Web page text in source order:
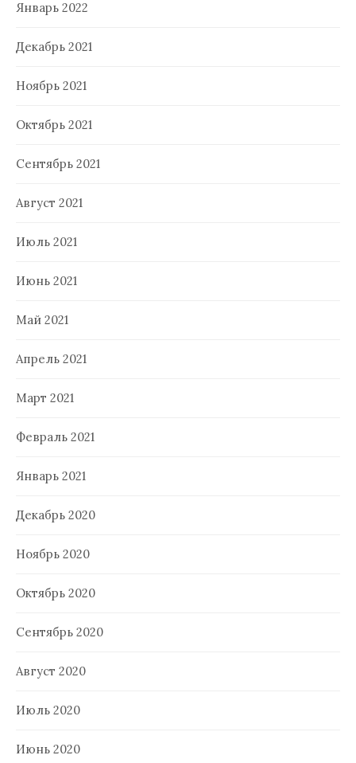
Январь 2022
Декабрь 2021
Ноябрь 2021
Октябрь 2021
Сентябрь 2021
Август 2021
Июль 2021
Июнь 2021
Май 2021
Апрель 2021
Март 2021
Февраль 2021
Январь 2021
Декабрь 2020
Ноябрь 2020
Октябрь 2020
Сентябрь 2020
Август 2020
Июль 2020
Июнь 2020